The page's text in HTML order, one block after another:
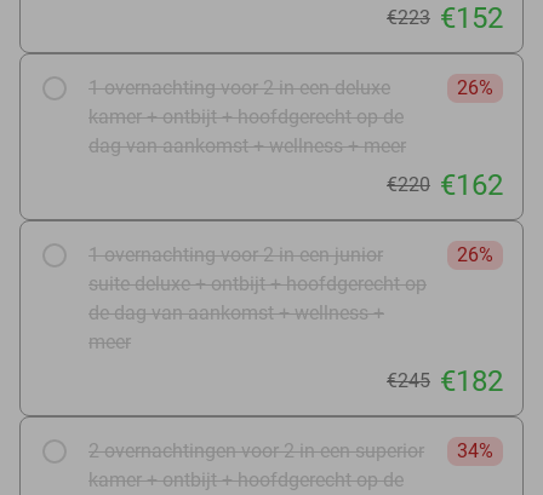
€223 €152
1 overnachting voor 2 in een deluxe
kamer + ontbijt + hoofdgerecht op de
dag van aankomst + wellness + meer
26%
€220 €162
1 overnachting voor 2 in een junior
suite deluxe + ontbijt + hoofdgerecht op
de dag van aankomst + wellness +
meer
26%
€245 €182
2 overnachtingen voor 2 in een superior
kamer + ontbijt + hoofdgerecht op de
34%